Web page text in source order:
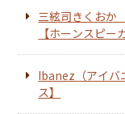
三絃司きくおか
【ホーンスピー
Ibanez（アイバ
ス】